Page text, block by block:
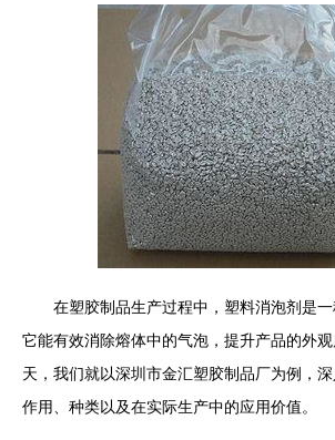
在塑胶制品生产过程中，塑料消泡剂是一
它能有效消除熔体中的气泡，提升产品的外
天，我们就以深圳市金汇塑胶制品厂为例，
作用、种类以及在实际生产中的应用价值。